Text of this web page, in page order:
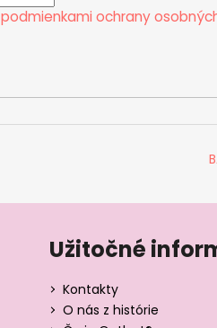
podmienkami ochrany
Užitočné
Kontakty
O nás z histórie